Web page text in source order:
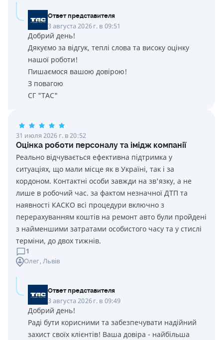
Ответ представителя
3 августа 2026 г. в 09:51
Добрий день!
Дякуємо за відгук, теплі слова та високу оцінку
нашої роботи!
Пишаємося вашою довірою!
З повагою
СГ "ТАС"
31 июля 2026 г. в 20:52
Оцінка роботи персоналу та імідж компанії
Реально відчувається ефективна підтримка у
ситуаціях, що мали місце як в Україні, так і за
кордоном. Контактні особи завжди на зв'язку, а не
лише в робочий час. за фактом незначної ДТП та
наявності КАСКО всі процедури включно з
перерахуванням коштів на ремонт авто були пройдені
з найменшими затратами особистого часу та у стислі
терміни, до двох тижнів.
1
Олег, Львів
Ответ представителя
3 августа 2026 г. в 09:49
Добрий день!
Раді бути корисними та забезпечувати надійний
захист своїх клієнтів! Ваша довіра - найбільша